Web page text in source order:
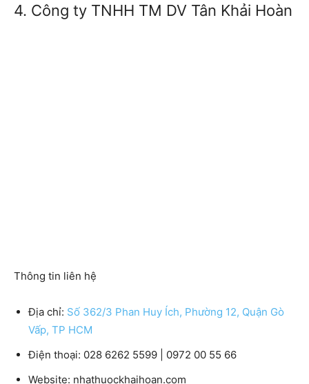
4. Công ty TNHH TM DV Tân Khải Hoàn
Thông tin liên hệ
Địa chỉ: Số 362/3 Phan Huy Ích, Phường 12, Quận Gò
Vấp, TP HCM
Điện thoại: 028 6262 5599 | 0972 00 55 66
Website: nhathuockhaihoan.com